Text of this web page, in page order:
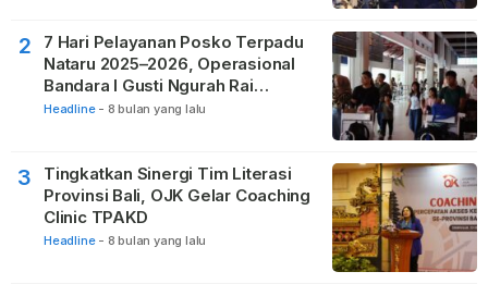
2
7 Hari Pelayanan Posko Terpadu
Nataru 2025–2026, Operasional
Bandara I Gusti Ngurah Rai
Berjalan Lancar
Headline - 8 bulan yang lalu
3
Tingkatkan Sinergi Tim Literasi
Provinsi Bali, OJK Gelar Coaching
Clinic TPAKD
Headline - 8 bulan yang lalu